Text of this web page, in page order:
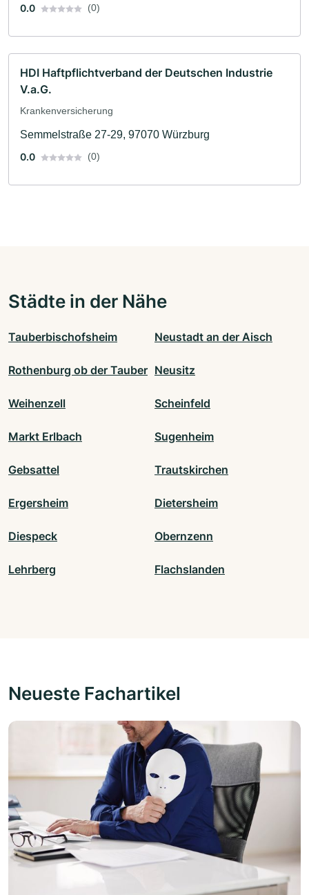
0.0 (0)
HDI Haftpflichtverband der Deutschen Industrie
V.a.G.
Krankenversicherung
Semmelstraße 27-29, 97070 Würzburg
0.0
(0)
Städte in der Nähe
Tauberbischofsheim Neustadt an der Aisch
Rothenburg ob der Tauber Neusitz
Weihenzell Scheinfeld
Markt Erlbach Sugenheim
Gebsattel Trautskirchen
Ergersheim Dietersheim
Diespeck Obernzenn
Lehrberg Flachslanden
Neueste Fachartikel